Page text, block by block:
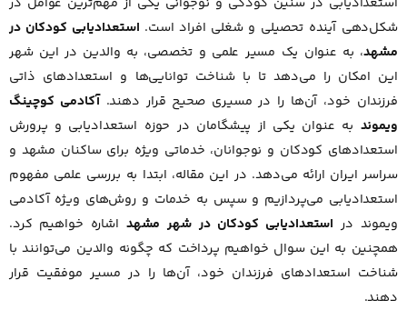
شکل‌دهی آینده تحصیلی و شغلی افراد است. استعدادیابی کودکان در
مشهد، به عنوان یک مسیر علمی و تخصصی، به والدین در این شهر
این امکان را می‌دهد تا با شناخت توانایی‌ها و استعدادهای ذاتی
فرزندان خود، آن‌ها را در مسیری صحیح قرار دهند.آکادمی کوچینگ
ویموند به عنوان یکی از پیشگامان در حوزه استعدادیابی و پرورش
استعدادهای کودکان و نوجوانان، خدماتی ویژه برای ساکنان مشهد و
سراسر ایران ارائه می‌دهد. در این مقاله، ابتدا به بررسی علمی مفهوم
استعدادیابی می‌پردازیم و سپس به خدمات و روش‌های ویژه آکادمی
ویموند در استعدادیابی کودکان در شهر مشهد اشاره خواهیم کرد.
همچنین به این سوال خواهیم پرداخت که چگونه والدین می‌توانند با
شناخت استعدادهای فرزندان خود، آن‌ها را در مسیر موفقیت قرار
دهند.